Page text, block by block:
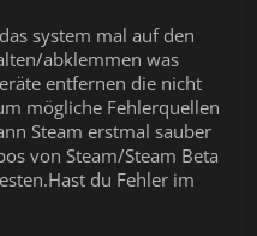
system mal auf den
abklemmen was
entfernen die nicht
mögliche Fehlerquellen
Steam erstmal sauber
von Steam/Steam Beta
du Fehler im